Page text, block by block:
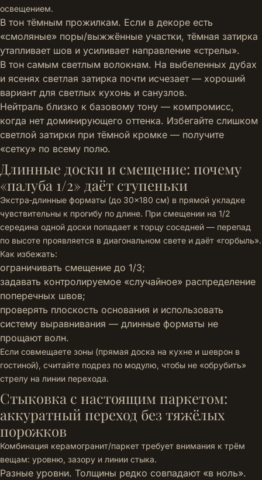
освещением.
В тон тёмным прожилкам. Если в декоре есть
«смоляные» поры/выжжённые участки, тёмная затирка
утапливает шов и усиливает направление «стрелы».
В тон самым светлым волокнам. На выбеленных дубах
и ясенях светлая затирка почти исчезает — хороший
вариант для светлых кухонь и санузлов.
Нейтраль близко к базовому тону — компромисс,
когда нет доминирующего оттенка. Избегайте слишком
светлой затирки при тёмной кромке — получите
«сетку» по всему полю.
Длинные доски и смещение: почему
«палуба 1/2» даёт ступеньки
Экстра‑длинные форматы (до 30×180 см) в прямой укладке
чувствительны к прогибу по длине. При смещении на 1/2
середина одной доски попадает к торцу соседней — перепад
по высоте проявляется в диагональном свете и даёт «горбыль».
Как избежать:
ограничивать смещение до 1/3;
задавать контролируемое «случайное» распределение
поперечных швов;
проверять плоскость основания и использовать
систему выравнивания — длинные форматы не
прощают волн.
Если совмещаете зоны (прямая доска на кухне и шеврон в
гостиной), считайте подрез по модулю, чтобы не «обрубить»
стрелу на линии перехода.
Стыковка с настоящим паркетом:
аккуратный переход без тяжёлых
порожков
Комбинация керамогранит/паркет требует внимания к трём
вещам: уровню, зазору и линии стыка.
Разные уровни. Толщины редко совпадают «в ноль».